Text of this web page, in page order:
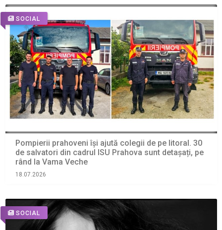
SOCIAL
Pompierii prahoveni își ajută colegii de pe litoral. 30
de salvatori din cadrul ISU Prahova sunt detașați, pe
rând la Vama Veche
18.07.2026
SOCIAL